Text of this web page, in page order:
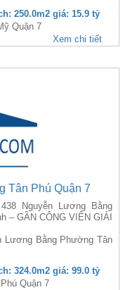
250.0m2 giá: 15.9 tỷ
Quận 7
Xem chi tiết
Tân Phú Quận 7
Nguyễn Lương Bằng
– GẦN CÔNG VIÊN GIẢI
Lương Bằng Phường Tân
324.0m2 giá: 99.0 tỷ
Quận 7